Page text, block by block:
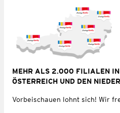
MEHR ALS 2.000 FILIALEN IN
ÖSTERREICH UND DEN
Vorbeischauen lohnt sich! Wir